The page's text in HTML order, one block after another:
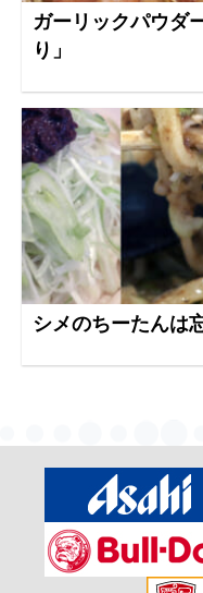
ガーリックパウダ
り」
シメのちーたんは